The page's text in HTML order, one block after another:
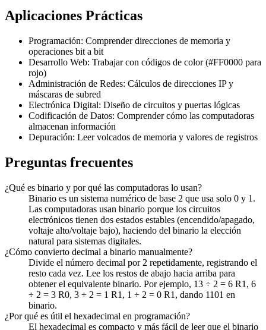
Aplicaciones Prácticas
Programación: Comprender direcciones de memoria y
operaciones bit a bit
Desarrollo Web: Trabajar con códigos de color (#FF0000 para
rojo)
Administración de Redes: Cálculos de direcciones IP y
máscaras de subred
Electrónica Digital: Diseño de circuitos y puertas lógicas
Codificación de Datos: Comprender cómo las computadoras
almacenan información
Depuración: Leer volcados de memoria y valores de registros
Preguntas frecuentes
¿Qué es binario y por qué las computadoras lo usan?
Binario es un sistema numérico de base 2 que usa solo 0 y 1.
Las computadoras usan binario porque los circuitos
electrónicos tienen dos estados estables (encendido/apagado,
voltaje alto/voltaje bajo), haciendo del binario la elección
natural para sistemas digitales.
¿Cómo convierto decimal a binario manualmente?
Divide el número decimal por 2 repetidamente, registrando el
resto cada vez. Lee los restos de abajo hacia arriba para
obtener el equivalente binario. Por ejemplo, 13 ÷ 2 = 6 R1, 6
÷ 2 = 3 R0, 3 ÷ 2 = 1 R1, 1 ÷ 2 = 0 R1, dando 1101 en
binario.
¿Por qué es útil el hexadecimal en programación?
El hexadecimal es compacto y más fácil de leer que el binario